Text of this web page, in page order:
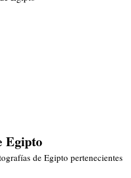
Egipto
de Egipto pertenecientes